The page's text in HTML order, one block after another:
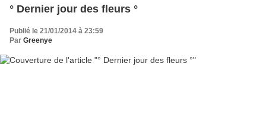
° Dernier jour des fleurs °
Publié le 21/01/2014 à 23:59
Par Greenye